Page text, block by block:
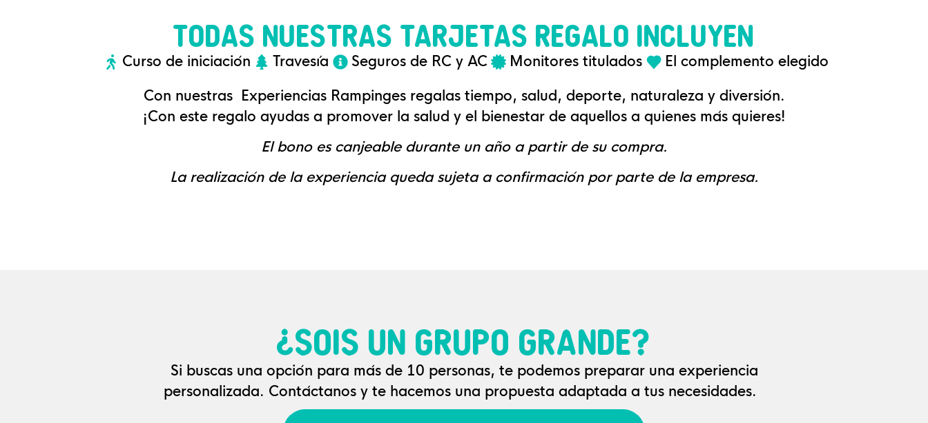
TODAS NUESTRAS TARJETAS REGALO INCLUYEN
Curso de iniciación Travesía Seguros de RC y AC Monitores titulados
El complemento elegido
Con nuestras Experiencias Rampinges regalas tiempo, salud, deporte, naturaleza y diversión.
¡Con este regalo ayudas a promover la salud y el bienestar de aquellos a quienes más quieres!
El bono es canjeable durante un año a partir de su compra.
La realización de la experiencia queda sujeta a confirmación por parte de la empresa.
¿SOIS UN GRUPO GRANDE?
Si buscas una opción para más de 10 personas, te podemos preparar una experiencia
personalizada. Contáctanos y te hacemos una propuesta adaptada a tus necesidades.